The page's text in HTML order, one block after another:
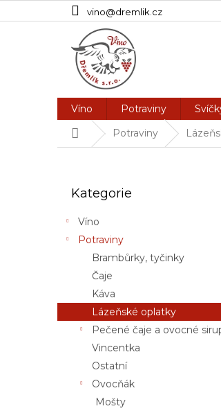
na
vino@dremlik.cz
Víno Potraviny
DomůPotraviny
a
n
kategorie
Kategorie
Víno
Potraviny
Brambůrky, tyčinky
Čaje
Káva
Lázeňské oplatky
Pečené čaje a ovocné
Vincentka
Ostatní
Ovocňák
Mošty